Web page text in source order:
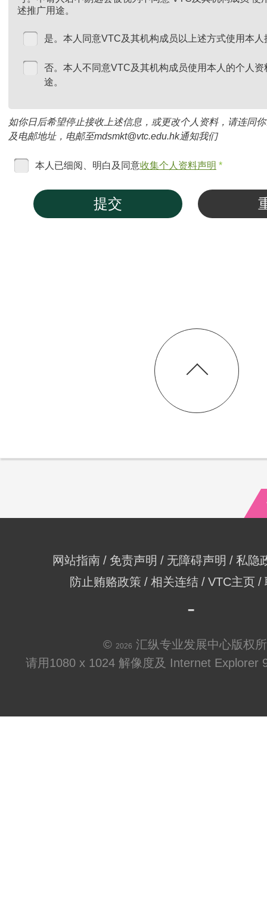
述推广用途。
是。本人同意VTC及其机构成员以上述方式使用本
否。本人不同意VTC及其机构成员使用本人的个人
途。
如你日后希望停止接收上述信息，或更改个人资料，请连同
及电邮地址，电邮至mdsmkt@vtc.edu.hk通知我们
本人已细阅、明白及同意收集个人资料声明 *
提交
网站指南 免责声明 无障碍声明
私隐
防止贿赂政策
相关连结 VTC主页
© 2026 汇纵专业发展中心版权
请用1080 x 1024 解像度及 Internet Explorer